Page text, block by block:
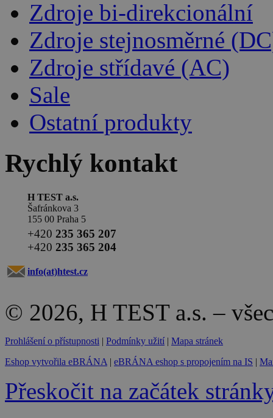
Zdroje bi-direkcionální
Zdroje stejnosměrné
Zdroje střídavé (AC)
Sale
Ostatní produkty
Rychlý kontakt
H TEST a.s.
Šafránkova 3
155 00 Praha 5
+420 235 365 207
+420 235 365 204
info(at)htest.cz
© 2026, H TEST a.s. –
Prohlášení o přístupnosti | Podmínky užití | Mapa stránek
Eshop vytvořila eBRÁNA | eBRÁNA eshop s propojením na IS |
Přeskočit na začátek